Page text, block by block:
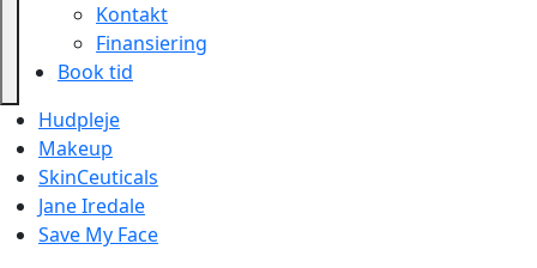
Kontakt
Finansiering
Book tid
Hudpleje
Makeup
SkinCeuticals
Jane Iredale
Save My Face